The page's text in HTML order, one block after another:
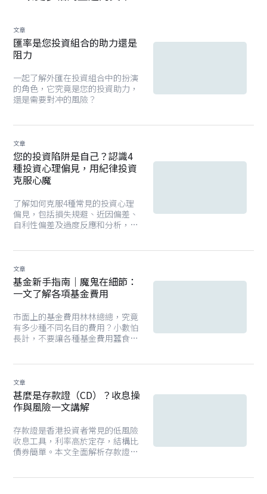
文章
匯率是您投資組合的助力還是
阻力
一起了解外匯在投資組合中的扮演
的角色，它究竟是您的投資助力，
還是需要對冲的風險？
文章
您的投資陷阱是自己？認識4
種投資心理偏見，用紀律投資
克服心魔
了解如何克服4種常見的投資心理
偏見，包括損失規避、近因偏差、
自利性偏差及過度反應和分析，學
文章
基金新手指南｜魔鬼在細節：
一文了解各項基金費用
市面上的基金費用林林總總，究竟
有多少種不同名目的費用？小數怕
長計，不要讓各種基金費用蠶食你
文章
甚麼是存款證（CD）？收息操
作與風險一文講解
存款證是香港投資者常見的低風險
收息工具，利率高於定存，結構比
債券簡單。本文全面解析存款證的